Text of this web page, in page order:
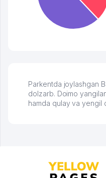
Parkentda joylashgan
dolzarb. Doimo
hamda qulay va yengil